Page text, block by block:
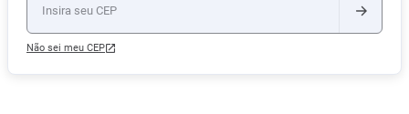
Não sei meu CEP